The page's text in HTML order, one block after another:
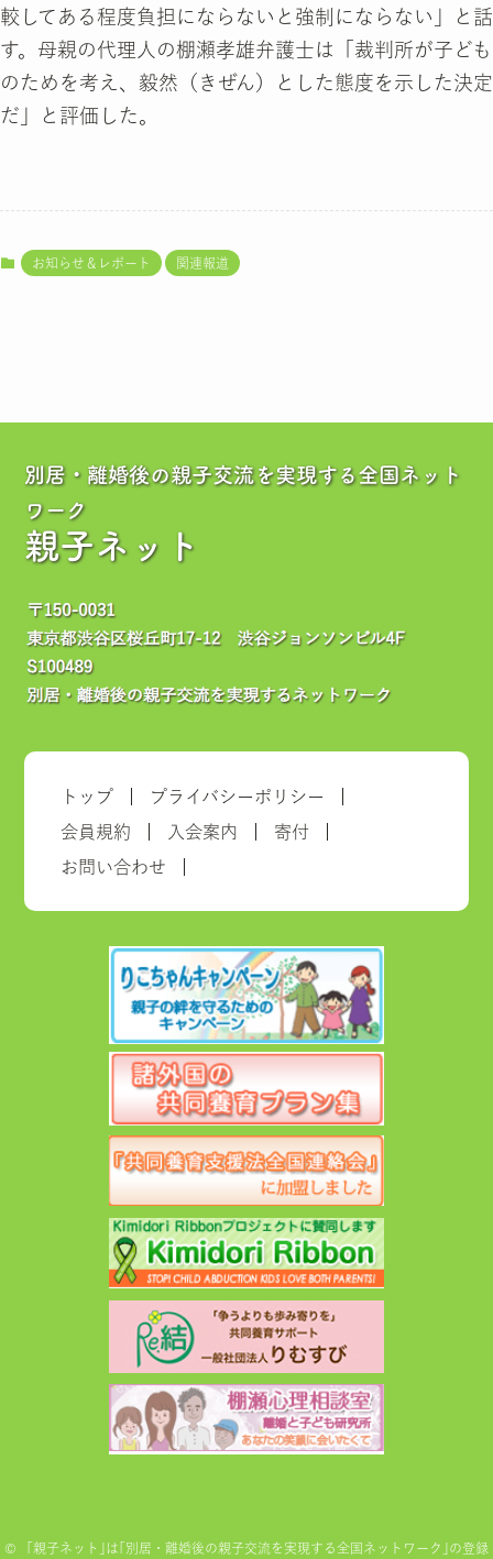
較してある程度負担にならないと強制にならない」と話
す。母親の代理人の棚瀬孝雄弁護士は「裁判所が子ども
のためを考え、毅然（きぜん）とした態度を示した決定
だ」と評価した。
お知らせ＆レポート 関連報道
別居・離婚後の親子交流を実現する全国ネット
ワーク
親子ネット
トップ プライバシーポリシー
会員規約 入会案内 寄付
お問い合わせ
© 「親子ネット｣は｢別居・離婚後の親子交流を実現する全国ネットワーク｣の登録